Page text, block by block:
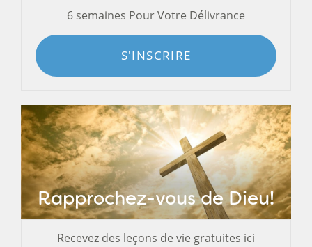
6 semaines Pour Votre Délivrance
S'INSCRIRE
Rapprochez-vous de Dieu!
Recevez des leçons de vie gratuites ici